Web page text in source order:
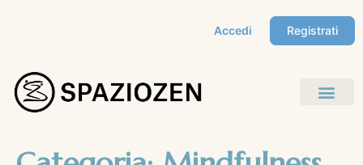
Accedi Registrati